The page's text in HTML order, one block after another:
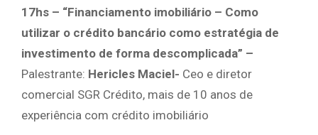
17hs – “Financiamento imobiliário – Como
utilizar o crédito bancário como estratégia de
investimento de forma descomplicada” –
Palestrante: Hericles Maciel- Ceo e diretor
comercial SGR Crédito, mais de 10 anos de
experiência com crédito imobiliário